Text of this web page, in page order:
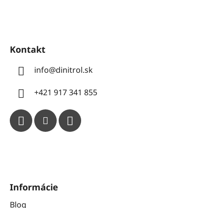
Kontakt
info@dinitrol.sk
+421 917 341 855
Informácie
Blog